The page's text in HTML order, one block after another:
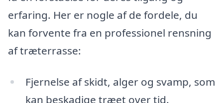
erfaring. Her er nogle af de fordele, du
kan forvente fra en professionel rensning
af træterrasse:
Fjernelse af skidt, alger og svamp, som
kan beskadige træet over tid.